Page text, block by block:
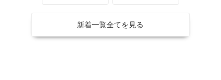
新着一覧全てを見る